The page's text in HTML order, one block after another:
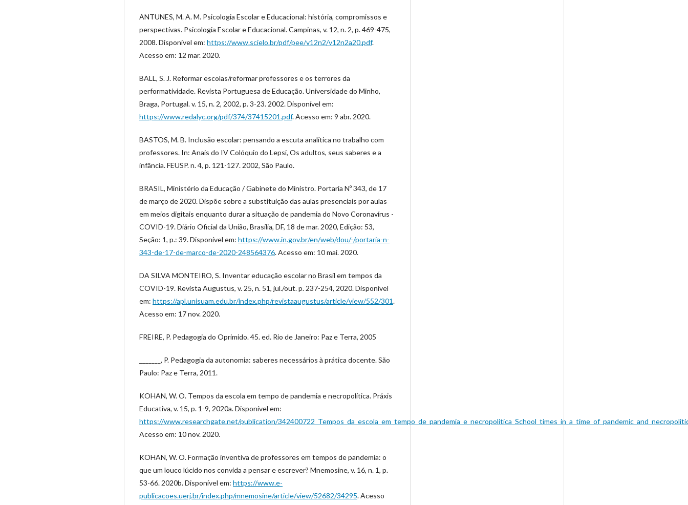
ANTUNES, M. A. M. Psicologia Escolar e Educacional: história, compromissos e
perspectivas. Psicologia Escolar e Educacional. Campinas, v. 12, n. 2, p. 469-475,
2008. Disponível em: https://www.scielo.br/pdf/pee/v12n2/v12n2a20.pdf.
Acesso em: 12 mar. 2020.
BALL, S. J. Reformar escolas/reformar professores e os terrores da
performatividade. Revista Portuguesa de Educação. Universidade do Minho,
Braga, Portugal. v. 15, n. 2, 2002, p. 3-23. 2002. Disponível em:
https://www.redalyc.org/pdf/374/37415201.pdf. Acesso em: 9 abr. 2020.
BASTOS, M. B. Inclusão escolar: pensando a escuta analítica no trabalho com
professores. In: Anais do IV Colóquio do Lepsi, Os adultos, seus saberes e a
infância. FEUSP. n. 4, p. 121-127. 2002, São Paulo.
BRASIL, Ministério da Educação / Gabinete do Ministro. Portaria Nº 343, de 17
de março de 2020. Dispõe sobre a substituição das aulas presenciais por aulas
em meios digitais enquanto durar a situação de pandemia do Novo Coronavírus -
COVID-19. Diário Oficial da União, Brasília, DF, 18 de mar. 2020, Edição: 53,
Seção: 1, p.: 39. Disponível em: https://www.in.gov.br/en/web/dou/-/portaria-n-
343-de-17-de-marco-de-2020-248564376. Acesso em: 10 mai. 2020.
DA SILVA MONTEIRO, S. Inventar educação escolar no Brasil em tempos da
COVID-19. Revista Augustus, v. 25, n. 51, jul./out. p. 237-254, 2020. Disponível
em: https://apl.unisuam.edu.br/index.php/revistaaugustus/article/view/552/301.
Acesso em: 17 nov. 2020.
FREIRE, P. Pedagogia do Oprimido. 45. ed. Rio de Janeiro: Paz e Terra, 2005
_______, P. Pedagogia da autonomia: saberes necessários à prática docente. São
Paulo: Paz e Terra, 2011.
KOHAN, W. O. Tempos da escola em tempo de pandemia e necropolítica. Práxis
Educativa, v. 15, p. 1-9, 2020a. Disponível em:
https://www.researchgate.net/publication/
Acesso em: 10 nov. 2020.
KOHAN, W. O. Formação inventiva de professores em tempos de pandemia: o
que um louco lúcido nos convida a pensar e escrever? Mnemosine, v. 16, n. 1, p.
53-66. 2020b. Disponível em: https://www.e-
publicacoes.uerj.br/index.php/mnemosine/article/view/52682/34295. Acesso